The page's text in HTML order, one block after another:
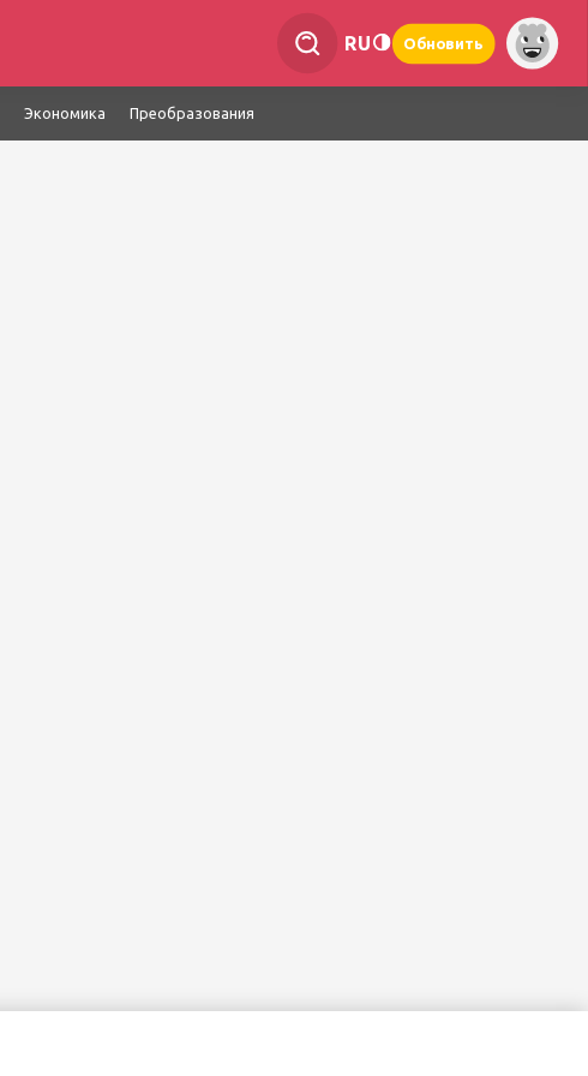
RU Обновить
Экономика Преобразования